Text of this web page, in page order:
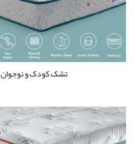
تشک کودک و نوجوان